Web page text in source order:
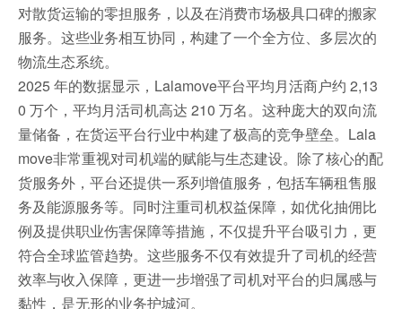
对散货运输的零担服务，以及在消费市场极具口碑的搬家
服务。这些业务相互协同，构建了一个全方位、多层次的
物流生态系统。
2025 年的数据显示，Lalamove平台平均月活商户约 2,13
0 万个，平均月活司机高达 210 万名。这种庞大的双向流
量储备，在货运平台行业中构建了极高的竞争壁垒。Lala
move非常重视对司机端的赋能与生态建设。除了核心的配
货服务外，平台还提供一系列增值服务，包括车辆租售服
务及能源服务等。同时注重司机权益保障，如优化抽佣比
例及提供职业伤害保障等措施，不仅提升平台吸引力，更
符合全球监管趋势。这些服务不仅有效提升了司机的经营
效率与收入保障，更进一步增强了司机对平台的归属感与
黏性，是无形的业务护城河。